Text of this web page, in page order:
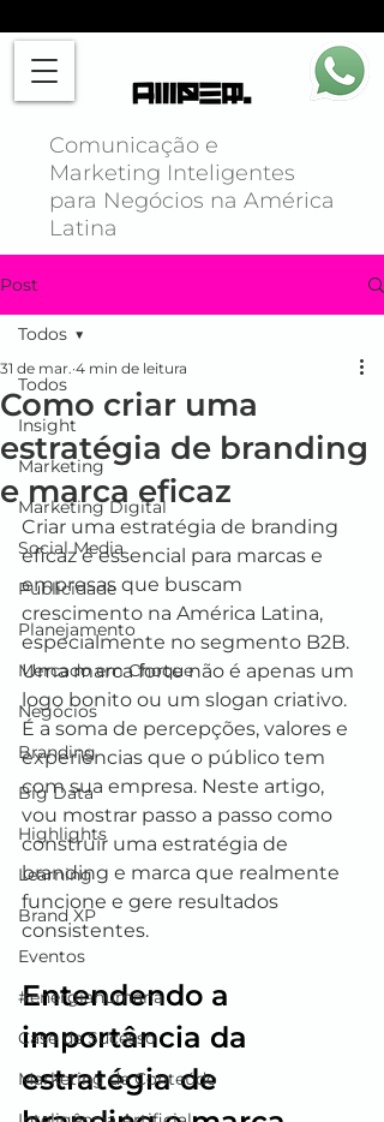
Comunicação e
Marketing Inteligentes
para Negócios na América
Latina
Post
Todos
Insight
Marketing
Marketing Digital
Social Media
Publicidade
Planejamento
Mercado em Choque
Negócios
Branding
Big Data
Highlights
Learning
Brand XP
Eventos
#energiahumana
Case de Sucesso
Marketing de Conteúdo
Todos
Como criar uma
estratégia de branding
e marca eficaz
31 de mar. 4 min de leitura
Criar uma estratégia de branding
eficaz é essencial para marcas e
empresas que buscam
crescimento na América Latina,
especialmente no segmento B2B.
Uma marca forte não é apenas um
logo bonito ou um slogan criativo.
É a soma de percepções, valores e
experiências que o público tem
com sua empresa. Neste artigo,
vou mostrar passo a passo como
construir uma estratégia de
branding e marca que realmente
funcione e gere resultados
consistentes.
Entendendo a
importância da
estratégia de